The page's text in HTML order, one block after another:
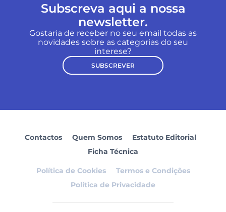
Subscreva aqui a nossa
newsletter.
Gostaria de receber no seu email todas as
novidades sobre as categorias do seu
interese?
SUBSCREVER
Contactos Quem Somos
Estatuto Editorial
Ficha Técnica
Política de Cookies
Termos e Condições
Política de Privacidade